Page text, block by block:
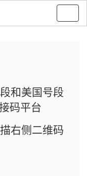
和美国号段
码平台
右侧二维码